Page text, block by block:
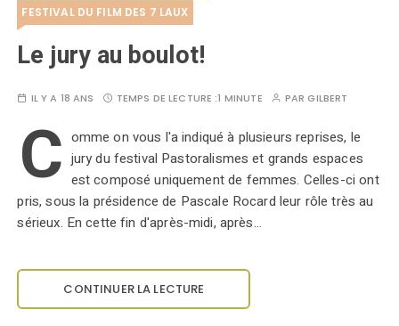
FESTIVAL DU FILM DES 7 LAUX
Le jury au boulot!
IL Y A 18 ANS TEMPS DE LECTURE :1 MINUTE PARGILBERT
C omme on vous l'a indiqué à plusieurs reprises, le
jury du festival Pastoralismes et grands espaces
est composé uniquement de femmes. Celles-ci ont
pris, sous la présidence de Pascale Rocard leur rôle très au
sérieux. En cette fin d'après-midi, après…
CONTINUER LA LECTURE